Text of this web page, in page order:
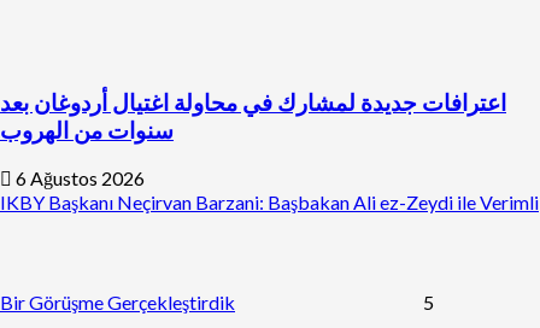
اعترافات جديدة لمشارك في محاولة اغتيال أردوغان بعد
سنوات من الهروب
6 Ağustos 2026
IKBY Başkanı Neçirvan Barzani: Başbakan Ali ez-Zeydi ile Verimli
Bir Görüşme Gerçekleştirdik 5